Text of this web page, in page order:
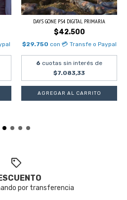
DAYS GONE PS4 DIGITAL PRIMARIA
$42.500
$29.750 con 💳 Transfe o Paypal
6 cuotas sin interés de
$7.083,33
por transferencia